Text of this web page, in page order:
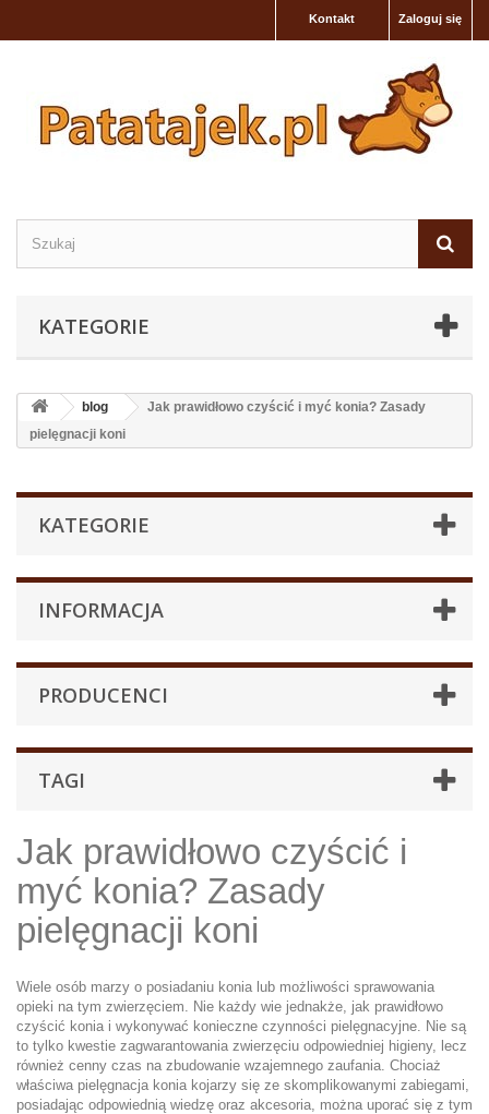
Zaloguj się
Kontakt
KATEGORIE
blog
Jak prawidłowo czyścić i myć konia? Zasady
pielęgnacji koni
KATEGORIE
INFORMACJA
PRODUCENCI
TAGI
Jak prawidłowo czyścić i
myć konia? Zasady
pielęgnacji koni
Wiele osób marzy o posiadaniu konia lub możliwości sprawowania
opieki na tym zwierzęciem. Nie każdy wie jednakże, jak prawidłowo
czyścić konia i wykonywać konieczne czynności pielęgnacyjne. Nie są
to tylko kwestie zagwarantowania zwierzęciu odpowiedniej higieny, lecz
również cenny czas na zbudowanie wzajemnego zaufania. Chociaż
właściwa pielęgnacja konia kojarzy się ze skomplikowanymi zabiegami,
posiadając odpowiednią wiedzę oraz akcesoria, można uporać się z tym